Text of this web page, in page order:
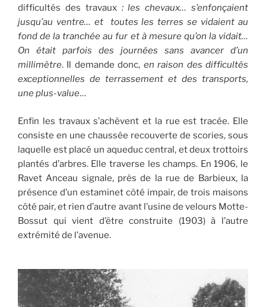
difficultés des travaux: les chevaux… s’enfonçaient
jusqu’au ventre… et toutes les terres se vidaient au
fond de la tranchée au fur et à mesure qu’on la vidait…
On était parfois des journées sans avancer d’un
millimètre. Il demande donc, en raison des difficultés
exceptionnelles de terrassement et des transports,
une plus-value…
Enfin les travaux s’achèvent et la rue est tracée. Elle
consiste en une chaussée recouverte de scories, sous
laquelle est placé un aqueduc central, et deux trottoirs
plantés d’arbres. Elle traverse les champs. En 1906, le
Ravet Anceau signale, près de la rue de Barbieux, la
présence d’un estaminet côté impair, de trois maisons
côté pair, et rien d’autre avant l’usine de velours Motte-
Bossut qui vient d’être construite (1903) à l’autre
extrémité de l’avenue.